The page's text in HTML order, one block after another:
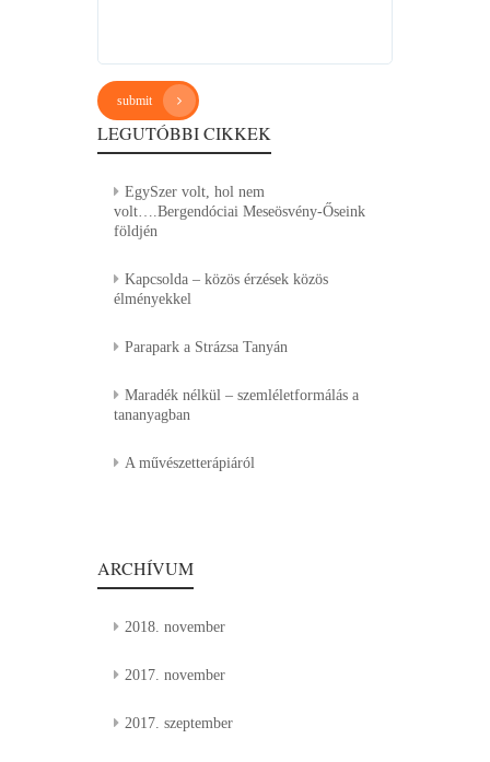
submit
LEGUTÓBBI CIKKEK
EgySzer volt, hol nem
volt….Bergendóciai Meseösvény-Őseink
földjén
Kapcsolda – közös érzések közös
élményekkel
Parapark a Strázsa Tanyán
Maradék nélkül – szemléletformálás a
tananyagban
A művészetterápiáról
ARCHÍVUM
2018. november
2017. november
2017. szeptember